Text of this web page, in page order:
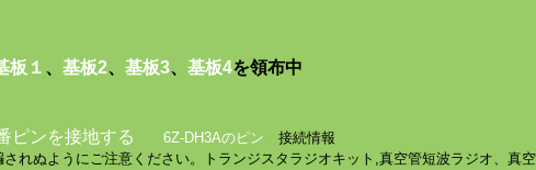
板１ 、 基板2、 基板3、 基板4を領布中
ピンを接地する 6Z-DH3Aのピン 接続情報
ぬようにご注意ください。トランジスタラジオキット,真空管短波ラジオ、真